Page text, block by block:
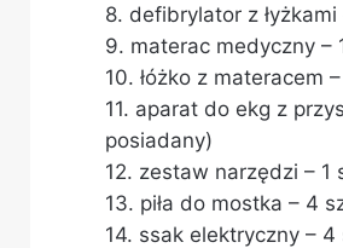
8. defibrylator z
9. materac medyczny –
10. łóżko z materacem
11. aparat do ekg z
posiadany)
12. zestaw narzędzi – 1
13. piła do mostka – 4
14. ssak elektryczny –